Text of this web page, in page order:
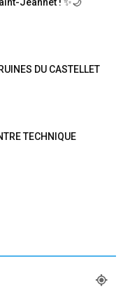
DU CASTELLET
TECHNIQUE